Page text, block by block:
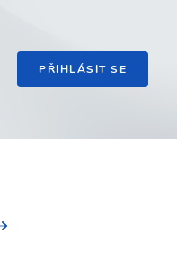
PŘIHLÁSIT SE